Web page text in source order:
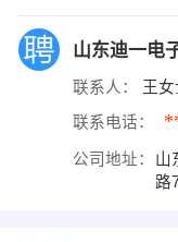
山东迪一电
联系人： 王女
联系电话：
公司地址：
山
路